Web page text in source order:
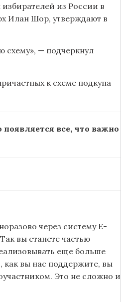
из России в
Илан Шор, утверждают в
схему», — подчеркнул
к схеме подкупа
появляется все, что важно
через систему E-
вы станете частью
еще больше
как вы нас поддержите, вы
Это не сложно и